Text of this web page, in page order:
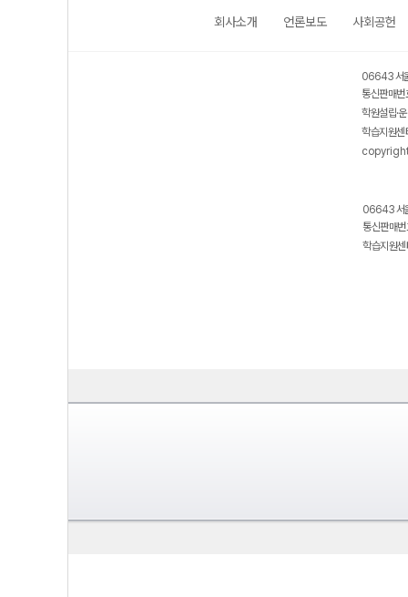
회사소개 언론보도 사회공헌
06643 서
통신판매
학원설립·
학습지원
06643 서
통신판매
학습지원